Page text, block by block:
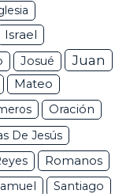
Israel
Josué Juan
Mateo
Oración
De Jesús
Romanos
Santiago